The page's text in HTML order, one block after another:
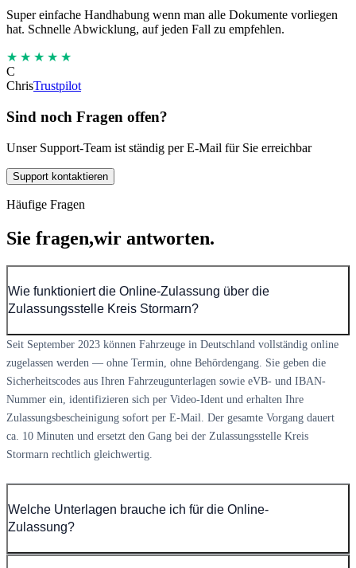
Super einfache Handhabung wenn man alle Dokumente vorliegen
hat. Schnelle Abwicklung, auf jeden Fall zu empfehlen.
★★★★★
C
ChrisTrustpilot
Sind noch Fragen offen?
Unser Support-Team ist ständig per E-Mail für Sie erreichbar
Support kontaktieren
Häufige Fragen
Sie fragen,wir antworten.
Wie funktioniert die Online-Zulassung über die
Zulassungsstelle Kreis Stormarn?
Seit September 2023 können Fahrzeuge in Deutschland vollständig online
zugelassen werden — ohne Termin, ohne Behördengang. Sie geben die
Sicherheitscodes aus Ihren Fahrzeugunterlagen sowie eVB- und IBAN-
Nummer ein, identifizieren sich per Video-Ident und erhalten Ihre
Zulassungsbescheinigung sofort per E-Mail. Der gesamte Vorgang dauert
ca. 10 Minuten und ersetzt den Gang bei der Zulassungsstelle Kreis
Stormarn rechtlich gleichwertig.
Welche Unterlagen brauche ich für die Online-
Zulassung?